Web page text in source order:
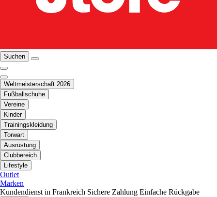
Suchen
Weltmeisterschaft 2026
Fußballschuhe
Vereine
Kinder
Trainingskleidung
Torwart
Ausrüstung
Clubbereich
Lifestyle
Outlet
Marken
Kundendienst in Frankreich Sichere Zahlung Einfache Rückgabe